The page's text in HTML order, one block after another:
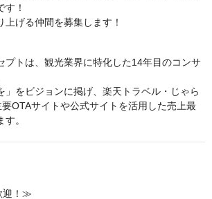
す！
げる仲間を募集します！
プトは、観光業界に特化した14年目のコンサ
」をビジョンに掲げ、楽天トラベル・じゃら
OTAサイトや公式サイトを活用した売上最
。
迎！≫